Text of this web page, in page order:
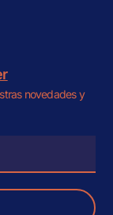
novedades y